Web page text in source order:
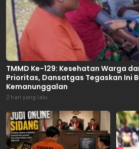
TMMD Ke-129: Kesehatan Warga
Prioritas, Dansatgas Tegaskan Ini
Kemanunggalan
2 hari yang lalu